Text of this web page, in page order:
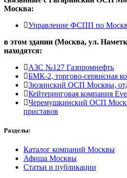
Москва:
Управление ФСПП по
в этом здании (Москва, ул.
находятся:
АЗС №127 Газпромнефть
БМК-2, торгово-сервисная
Зюзинский ОСП Москвы,
Кейтеринговая компания
Черемушкинский ОСП
приставов
Разделы:
Каталог компаний Москвы
Афиша Москвы
Статьи и публикации